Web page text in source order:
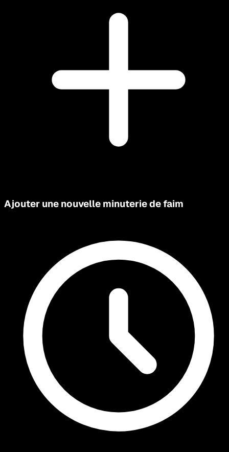
Ajouter une nouvelle minuterie de faim